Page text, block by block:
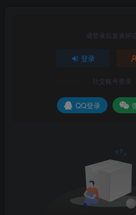
请登录后发表评
登录
社交账号登录
QQ登录